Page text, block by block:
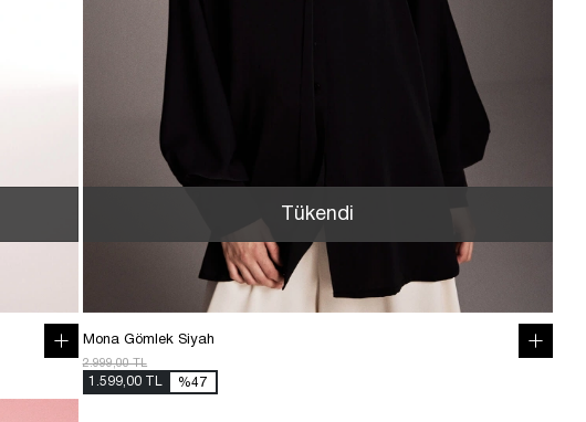
Tükendi
Mona Gömlek Siyah
2.999,00 TL
1.599,00 TL %47